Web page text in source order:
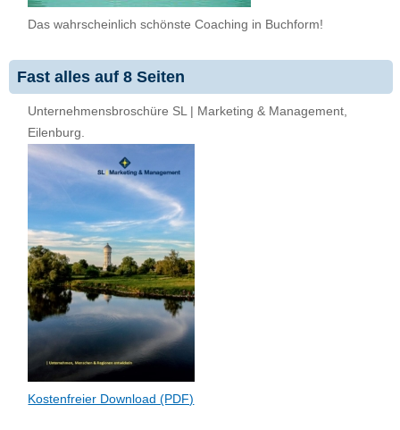
Das wahrscheinlich schönste Coaching in Buchform!
Fast alles auf 8 Seiten
Unternehmensbroschüre SL | Marketing & Management,
Eilenburg.
Kostenfreier Download (PDF)